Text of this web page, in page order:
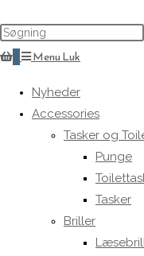
website
search
0 MenuLuk
Nyheder
Accessories
Tasker og
Punge
Tasker
Briller